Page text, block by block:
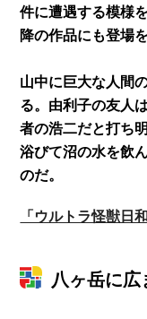
件に遭遇する模様
降の作品にも登場
山中に巨大な人間
る。由利子の友人
者の浩二だと打ち
浴びて沼の水を飲
のだ。
「ウルトラ怪獣日和
八ヶ岳に